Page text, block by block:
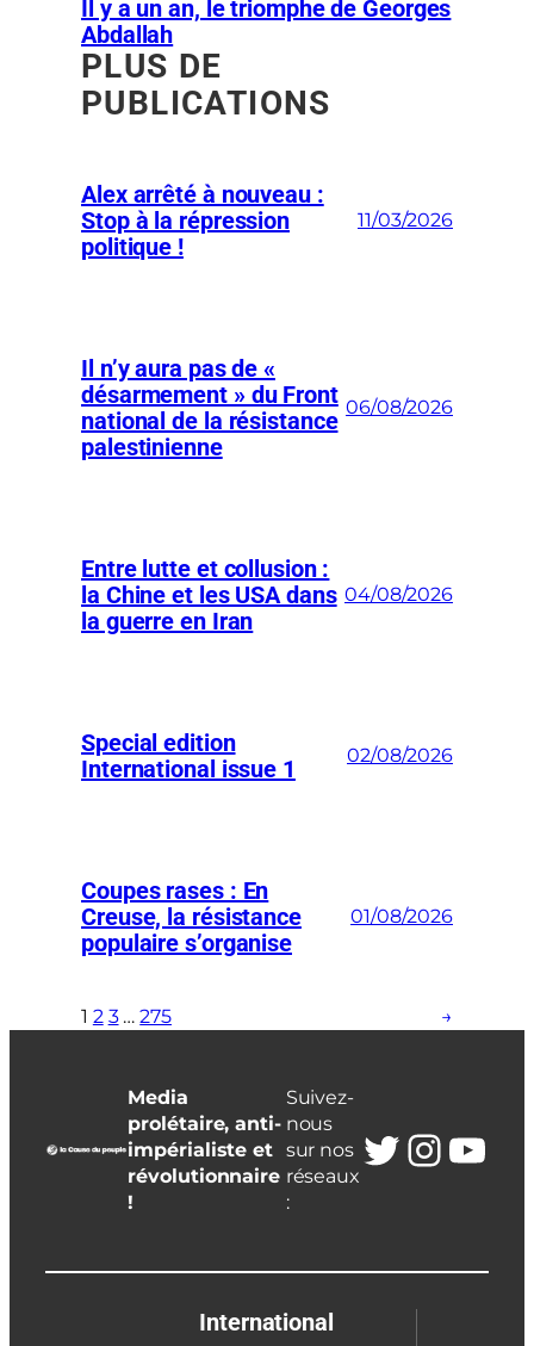
Il y a un an, le triomphe de Georges
Abdallah
PLUS DE
PUBLICATIONS
Alex arrêté à nouveau :
Stop à la répression
politique !
11/03/2026
Il n’y aura pas de «
désarmement » du Front
national de la résistance
palestinienne
06/08/2026
Entre lutte et collusion :
la Chine et les USA dans
la guerre en Iran
04/08/2026
Special edition
International issue 1
02/08/2026
Coupes rases : En
Creuse, la résistance
populaire s’organise
01/08/2026
1 2 3 … 275 →
Media
prolétaire, anti-
impérialiste et
révolutionnaire
!
Suivez-
nous
sur nos
réseaux
:
Twitter
International